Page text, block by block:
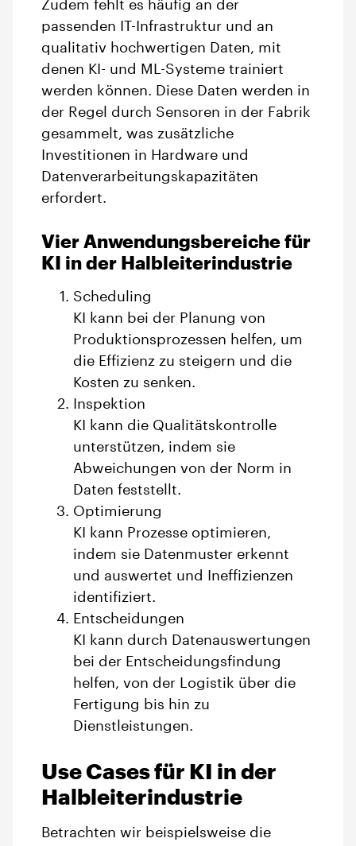
Zudem fehlt es häufig an der
passenden IT-Infrastruktur und an
qualitativ hochwertigen Daten, mit
denen KI- und ML-Systeme trainiert
werden können. Diese Daten werden in
der Regel durch Sensoren in der Fabrik
gesammelt, was zusätzliche
Investitionen in Hardware und
Datenverarbeitungskapazitäten
erfordert.
Vier Anwendungsbereiche für
KI in der Halbleiterindustrie
Scheduling
KI kann bei der Planung von
Produktionsprozessen helfen, um
die Effizienz zu steigern und die
Kosten zu senken.
Inspektion
KI kann die Qualitätskontrolle
unterstützen, indem sie
Abweichungen von der Norm in
Daten feststellt.
Optimierung
KI kann Prozesse optimieren,
indem sie Datenmuster erkennt
und auswertet und Ineffizienzen
identifiziert.
Entscheidungen
KI kann durch Datenauswertungen
bei der Entscheidungsfindung
helfen, von der Logistik über die
Fertigung bis hin zu
Dienstleistungen.
Use Cases für KI in der
Halbleiterindustrie
Betrachten wir beispielsweise die